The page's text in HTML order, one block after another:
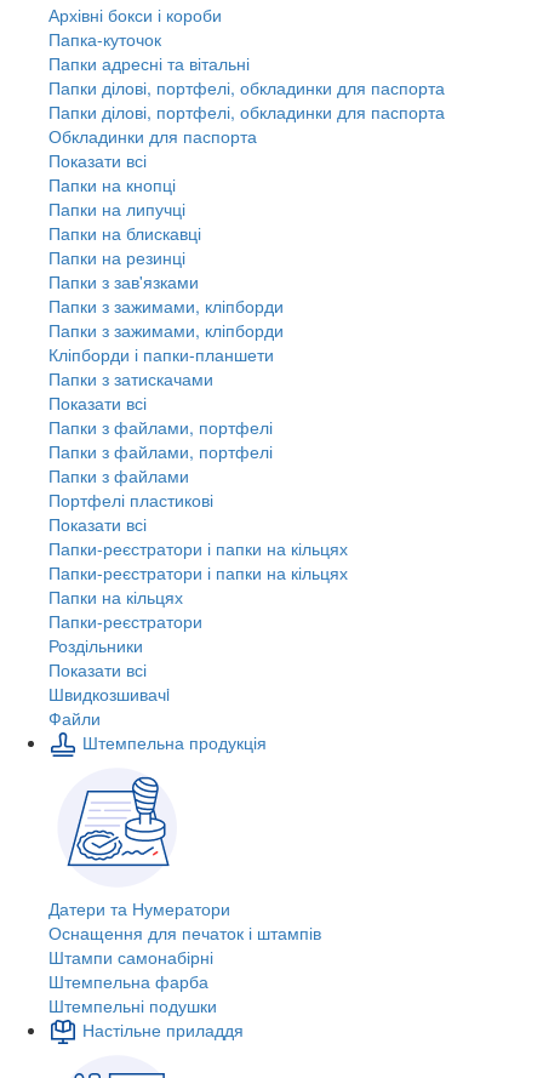
Архівні бокси і короби
Папка-куточок
Папки адресні та вітальні
Папки ділові, портфелі, обкладинки для паспорта
Папки ділові, портфелі, обкладинки для паспорта
Обкладинки для паспорта
Показати всі
Папки на кнопці
Папки на липучці
Папки на блискавці
Папки на резинці
Папки з зав'язками
Папки з зажимами, кліпборди
Папки з зажимами, кліпборди
Кліпборди і папки-планшети
Папки з затискачами
Показати всі
Папки з файлами, портфелі
Папки з файлами, портфелі
Папки з файлами
Портфелі пластикові
Показати всі
Папки-реєстратори і папки на кільцях
Папки-реєстратори і папки на кільцях
Папки на кільцях
Папки-реєстратори
Роздільники
Показати всі
Швидкозшивачi
Файли
Штемпельна продукція
Датери та Нумератори
Оснащення для печаток і штампів
Штампи самонабірні
Штемпельна фарба
Штемпельні подушки
Настільне приладдя